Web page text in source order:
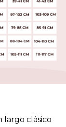
largo clásico